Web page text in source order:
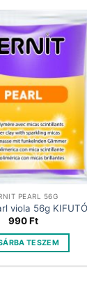
PEARL 56G
viola 56g
990Ft
TESZEM